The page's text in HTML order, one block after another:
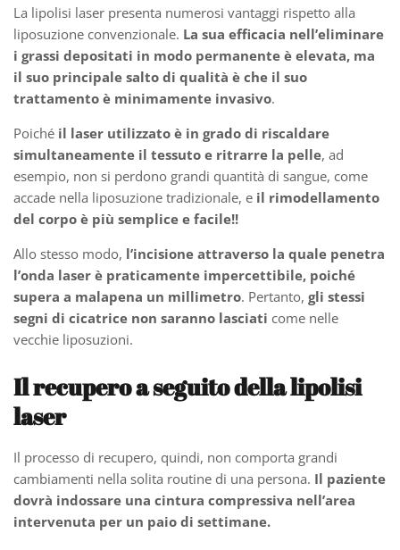
La lipolisi laser presenta numerosi vantaggi rispetto alla
liposuzione convenzionale. La sua efficacia nell’eliminare
i grassi depositati in modo permanente è elevata, ma
il suo principale salto di qualità è che il suo
trattamento è minimamente invasivo.
Poiché il laser utilizzato è in grado di riscaldare
simultaneamente il tessuto e ritrarre la pelle, ad
esempio, non si perdono grandi quantità di sangue, come
accade nella liposuzione tradizionale, e il rimodellamento
del corpo è più semplice e facile!!
Allo stesso modo, l’incisione attraverso la quale penetra
l’onda laser è praticamente impercettibile, poiché
supera a malapena un millimetro. Pertanto, gli stessi
segni di cicatrice non saranno lasciati come nelle
vecchie liposuzioni.
Il recupero a seguito della lipolisi
laser
Il processo di recupero, quindi, non comporta grandi
cambiamenti nella solita routine di una persona. Il paziente
dovrà indossare una cintura compressiva nell’area
intervenuta per un paio di settimane.